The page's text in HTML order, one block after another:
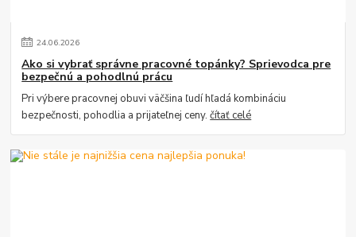
24.06.2026
Ako si vybrať správne pracovné topánky? Sprievodca pre
bezpečnú a pohodlnú prácu
Pri výbere pracovnej obuvi väčšina ľudí hľadá kombináciu
bezpečnosti, pohodlia a prijateľnej ceny.čítať celé